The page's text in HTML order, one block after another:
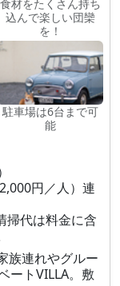
食材をたくさん持ち
込んで楽しい団欒
を！
駐車場は6台まで可
能
円／人）連
掃代は料金に含
族連れやグルー
ートVILLA。敷